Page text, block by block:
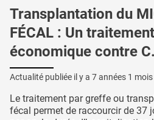
Transplantation du
FÉCAL : Un
économique contre
Actualité publiée il y a 7 années 1 mois
Le traitement par greffe ou
fécal permet de raccourcir de 37